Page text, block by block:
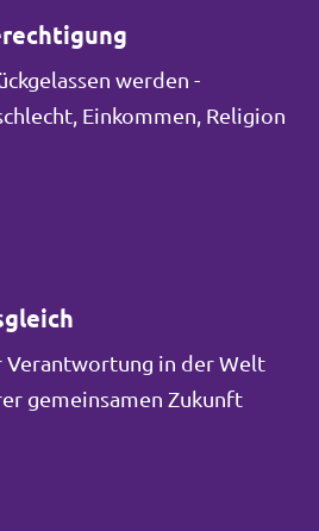
werden -
Einkommen, Religion
Verantwortung in der Welt
gemeinsamen Zukunft